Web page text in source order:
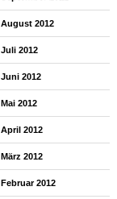
August 2012
Juli 2012
Juni 2012
Mai 2012
April 2012
März 2012
Februar 2012